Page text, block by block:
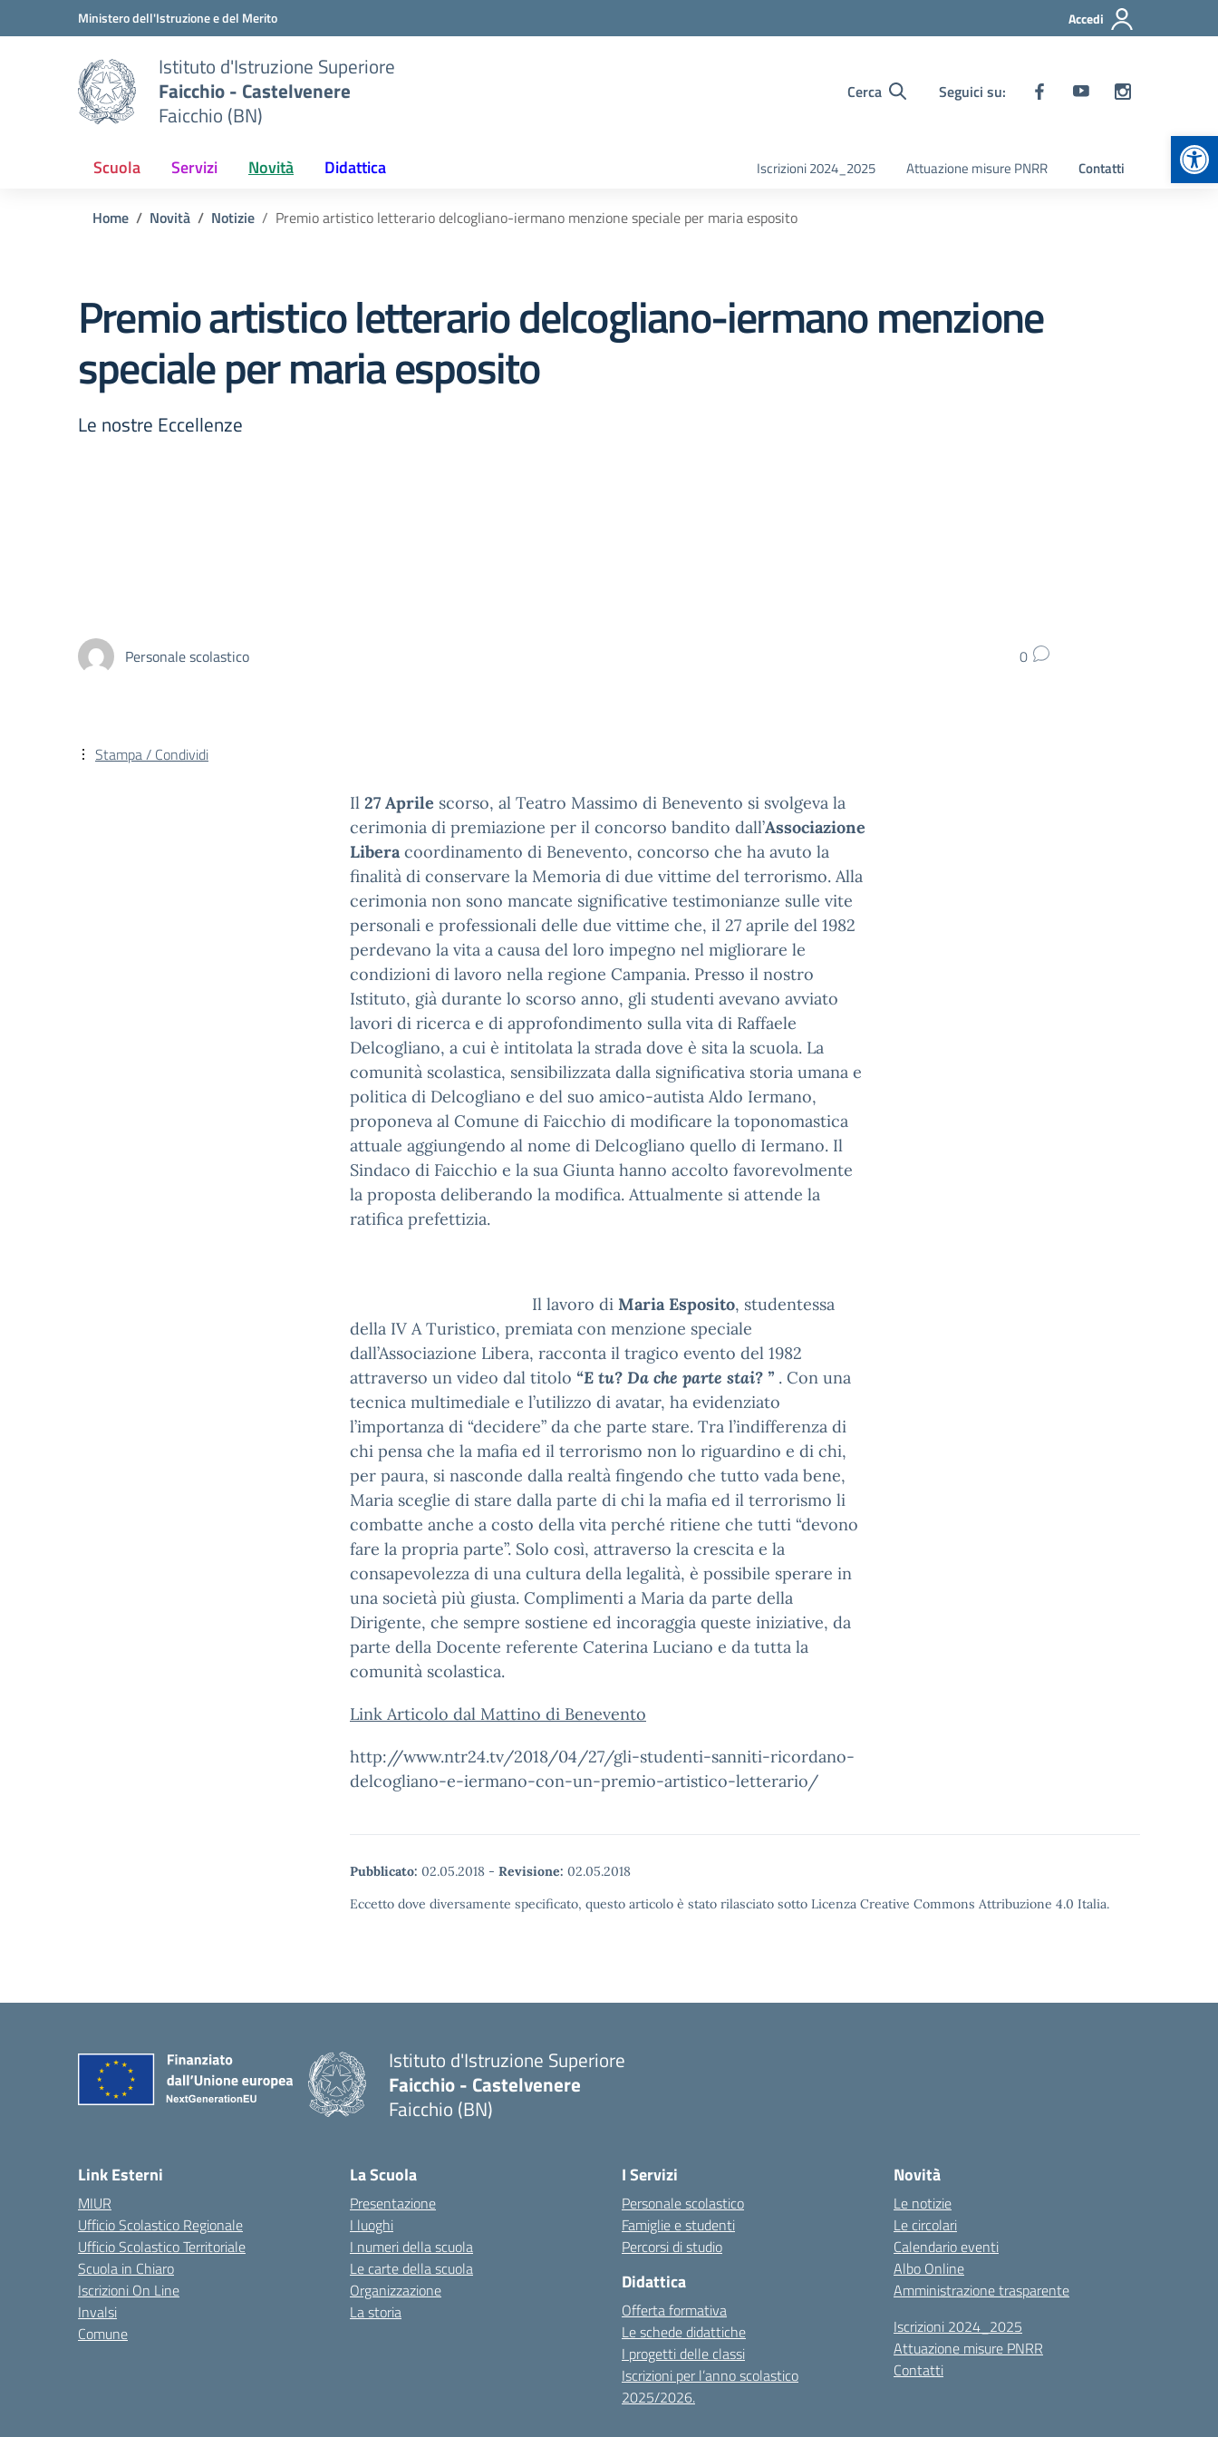
Vai ai contenuti
Vai al menu di navigazioneMinistero dell'Istruzione e del Merito Accedi
Istituto d'Istruzione Superiore
Faicchio - Castelvenere
Faicchio (BN)
Cerca Seguici su:
Scuola Servizi Novità Didattica Iscrizioni 2024_2025 Attuazione misure PNRR Contatti
Home Novità Notizie Premio artistico letterario delcogliano-iermano menzione speciale per maria esposito
Premio artistico letterario delcogliano-iermano menzione
speciale per maria esposito
Le nostre Eccellenze
Personale scolastico 0
Il 27 Aprile scorso, al Teatro Massimo di Benevento si svolgeva la
cerimonia di premiazione per il concorso bandito dall’Associazione
Liberacoordinamento di Benevento, concorso che ha avuto la
finalità di conservare la Memoria di due vittime del terrorismo. Alla
cerimonia non sono mancate significative testimonianze sulle vite
personali e professionali delle due vittime che, il 27 aprile del 1982
perdevano la vita a causa del loro impegno nel migliorare le
condizioni di lavoro nella regione Campania. Presso il nostro
Istituto, già durante lo scorso anno, gli studenti avevano avviato
lavori di ricerca e di approfondimento sulla vita di Raffaele
Delcogliano, a cui è intitolata la strada dove è sita la scuola. La
comunità scolastica, sensibilizzata dalla significativa storia umana e
politica di Delcogliano e del suo amico-autista Aldo Iermano,
proponeva al Comune di Faicchio di modificare la toponomastica
attuale aggiungendo al nome di Delcogliano quello di Iermano. Il
Sindaco di Faicchio e la sua Giunta hanno accolto favorevolmente
la proposta deliberando la modifica. Attualmente si attende la
ratifica prefettizia.
Il lavoro di Maria Esposito, studentessa
della IV A Turistico, premiata con menzione speciale
dall’Associazione Libera, racconta il tragico evento del 1982
attraverso un video dal titolo “E tu? Da che parte stai? ” . Con una
tecnica multimediale e l’utilizzo di avatar, ha evidenziato
l’importanza di “decidere” da che parte stare. Tra l’indifferenza di
chi pensa che la mafia ed il terrorismo non lo riguardino e di chi,
per paura, si nasconde dalla realtà fingendo che tutto vada bene,
Maria sceglie di stare dalla parte di chi la mafia ed il terrorismo li
combatte anche a costo della vita perché ritiene che tutti “devono
fare la propria parte”. Solo così, attraverso la crescita e la
consapevolezza di una cultura della legalità, è possibile sperare in
una società più giusta. Complimenti a Maria da parte della
Dirigente, che sempre sostiene ed incoraggia queste iniziative, da
parte della Docente referente Caterina Luciano e da tutta la
comunità scolastica.
Link Articolo dal Mattino di Benevento
http://www.ntr24.tv/2018/04/27/gli-studenti-sanniti-ricordano-
delcogliano-e-iermano-con-un-premio-artistico-letterario/
Pubblicato: 02.05.2018 - Revisione: 02.05.2018
Eccetto dove diversamente specificato, questo articolo è stato rilasciato sotto Licenza Creative Commons Attribuzione 4.0 Italia.
Stampa / Condividi
Istituto d'Istruzione Superiore
Faicchio - Castelvenere
Faicchio (BN)
Link Esterni
MIUR
Ufficio Scolastico Regionale
Ufficio Scolastico Territoriale
Scuola in Chiaro
Iscrizioni On Line
Invalsi
Comune
La Scuola
Presentazione
I luoghi
I numeri della scuola
Le carte della scuola
Organizzazione
La storia
I Servizi
Personale scolastico
Famiglie e studenti
Percorsi di studio
Didattica
Offerta formativa
Le schede didattiche
I progetti delle classi
Iscrizioni per l’anno scolastico
2025/2026.
Novità
Le notizie
Le circolari
Calendario eventi
Albo Online
Amministrazione trasparente
Iscrizioni 2024_2025
Attuazione misure PNRR
Contatti